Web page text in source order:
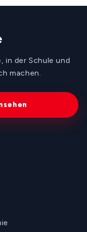
in der Schule und
machen.